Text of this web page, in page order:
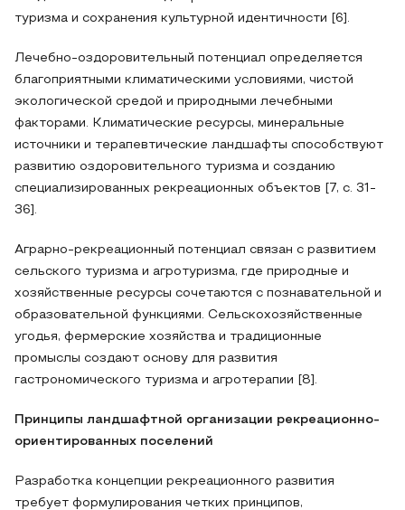
туризма и сохранения культурной идентичности [6].
Лечебно-оздоровительный потенциал определяется
благоприятными климатическими условиями, чистой
экологической средой и природными лечебными
факторами. Климатические ресурсы, минеральные
источники и терапевтические ландшафты способствуют
развитию оздоровительного туризма и созданию
специализированных рекреационных объектов [7, с. 31-
36].
Аграрно-рекреационный потенциал связан с развитием
сельского туризма и агротуризма, где природные и
хозяйственные ресурсы сочетаются с познавательной и
образовательной функциями. Сельскохозяйственные
угодья, фермерские хозяйства и традиционные
промыслы создают основу для развития
гастрономического туризма и агротерапии [8].
Принципы ландшафтной организации рекреационно-
ориентированных поселений
Разработка концепции рекреационного развития
требует формулирования четких принципов,